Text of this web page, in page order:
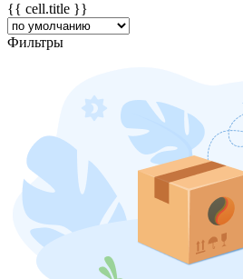
{{ cell.title }}
Фильтры